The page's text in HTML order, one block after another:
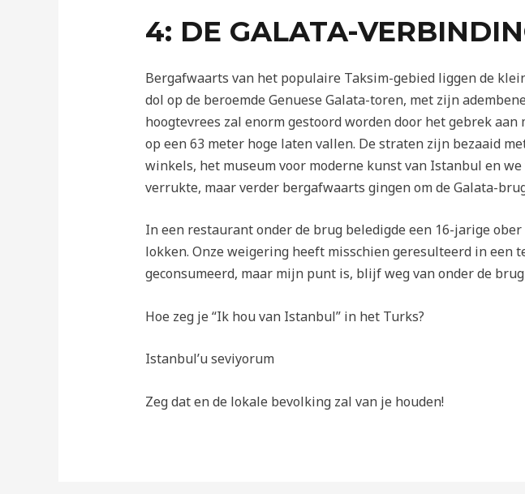
4: DE GALATA-
Bergafwaarts van het populaire Taksim-gebied liggen de
dol op de beroemde Genuese Galata-toren, met zijn
hoogtevrees zal enorm gestoord worden door het gebrek
op een 63 meter hoge laten vallen. De straten zijn bezaaid
winkels, het museum voor moderne kunst van Istanbul en
verrukte, maar verder bergafwaarts gingen om de Galata-
In een restaurant onder de brug beledigde een 16-jarige
lokken. Onze weigering heeft misschien geresulteerd in
geconsumeerd, maar mijn punt is, blijf weg van onder de
Hoe zeg je “Ik hou van Istanbul” in het Turks?
Istanbul’u seviyorum
Zeg dat en de lokale bevolking zal van je houden!